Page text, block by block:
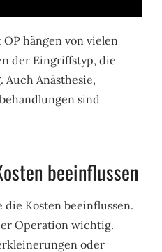
hängen von vielen
der Eingriffstyp, die
Anästhesie,
sind
beeinflussen
die Kosten beeinflussen.
Operation wichtig.
oder